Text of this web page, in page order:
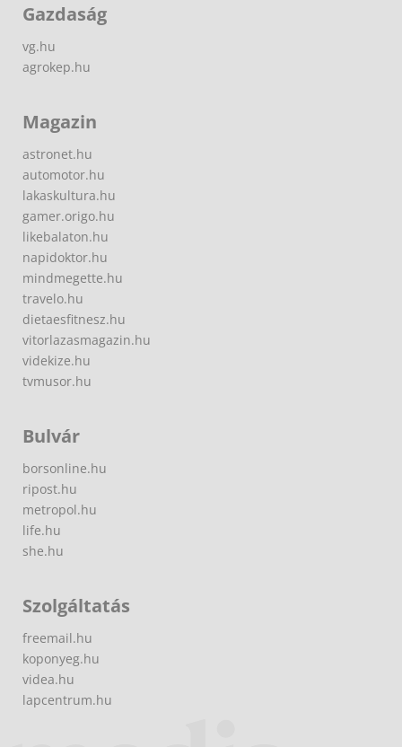
Gazdaság
vg.hu
agrokep.hu
Magazin
astronet.hu
automotor.hu
lakaskultura.hu
gamer.origo.hu
likebalaton.hu
napidoktor.hu
mindmegette.hu
travelo.hu
dietaesfitnesz.hu
vitorlazasmagazin.hu
videkize.hu
tvmusor.hu
Bulvár
borsonline.hu
ripost.hu
metropol.hu
life.hu
she.hu
Szolgáltatás
freemail.hu
koponyeg.hu
videa.hu
lapcentrum.hu